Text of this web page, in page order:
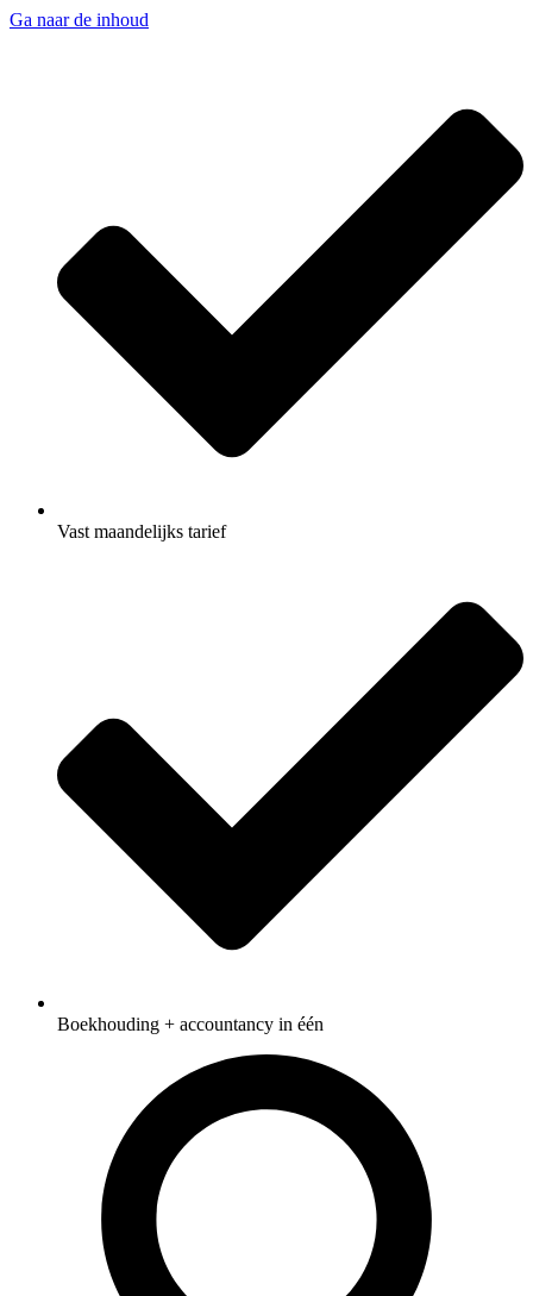
Ga naar de inhoud
Vast maandelijks tarief
Boekhouding + accountancy in één